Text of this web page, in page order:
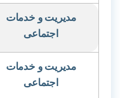
مدیریت و خدمات
اجتماعی
مدیریت و خدمات
اجتماعی